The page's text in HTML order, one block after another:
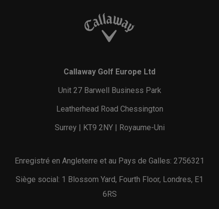
Callaway Golf Europe Ltd
Unit 27 Barwell Business Park
Leatherhead Road Chessington
Surrey | KT9 2NY | Royaume-Uni
Enregistré en Angleterre et au Pays de Galles: 2756321
Siège social: 1 Blossom Yard, Fourth Floor, Londres, E1
6RS